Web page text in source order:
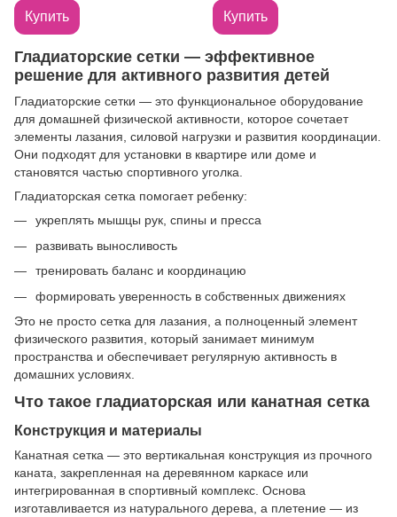
Гладиаторские сетки — эффективное
решение для активного развития детей
Гладиаторские сетки — это функциональное оборудование
для домашней физической активности, которое сочетает
элементы лазания, силовой нагрузки и развития координации.
Они подходят для установки в квартире или доме и
становятся частью спортивного уголка.
Гладиаторская сетка помогает ребенку:
укреплять мышцы рук, спины и пресса
развивать выносливость
тренировать баланс и координацию
формировать уверенность в собственных движениях
Это не просто сетка для лазания, а полноценный элемент
физического развития, который занимает минимум
пространства и обеспечивает регулярную активность в
домашних условиях.
Что такое гладиаторская или канатная сетка
Конструкция и материалы
Канатная сетка — это вертикальная конструкция из прочного
каната, закрепленная на деревянном каркасе или
интегрированная в спортивный комплекс. Основа
изготавливается из натурального дерева, а плетение — из
Купить Купить